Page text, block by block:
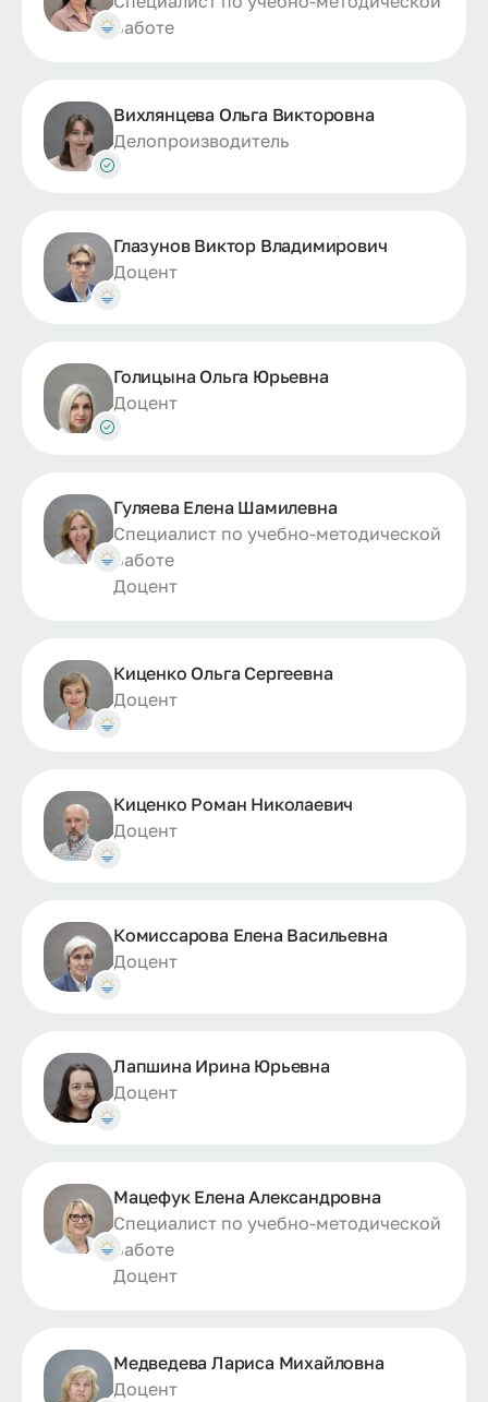
работе
Вихлянцева Ольга Викторовна
Делопроизводитель
Глазунов Виктор Владимирович
Доцент
Голицына Ольга Юрьевна
Доцент
Гуляева Елена Шамилевна
Специалист по учебно-методической
работе
Доцент
Киценко Ольга Сергеевна
Доцент
Киценко Роман Николаевич
Доцент
Комиссарова Елена Васильевна
Доцент
Лапшина Ирина Юрьевна
Доцент
Мацефук Елена Александровна
Специалист по учебно-методической
работе
Доцент
Медведева Лариса Михайловна
Доцент